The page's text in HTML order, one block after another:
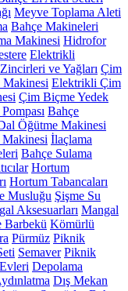
Meyve Toplama Aleti
Bahçe Makineleri
Makinesi Hidrofor
Elektrikli
ve Yağları Çim
Elektrikli Çim
Çim Biçme Yedek
Bahçe
Öğütme Makinesi
İlaçlama
Bahçe Sulama
Hortum
Hortum Tabancaları
Musluğu Şişme Su
Aksesuarları Mangal
Barbekü Kömürlü
Pürmüz Piknik
Semaver Piknik
Depolama
Dış Mekan